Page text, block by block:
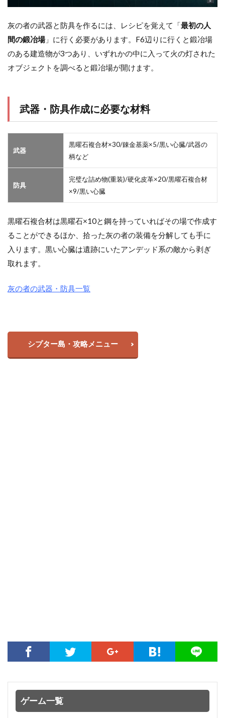
灰の者の武器と防具を作るには、レシピを覚えて「最初の人
間の鍛冶場」に行く必要があります。F6辺りに行くと鍛冶場
のある建造物が3つあり、いずれかの中に入って火の灯された
オブジェクトを調べると鍛冶場が開けます。
武器・防具作成に必要な材料
武器
黒曜石複合材×30/錬金基薬×5/黒い心臓/武器の
柄など
防具
完璧な詰め物(重装)/硬化皮革×20/黒曜石複合材
×9/黒い心臓
黒曜石複合材は黒曜石×10と鋼を持っていればその場で作成す
ることができるほか、拾った灰の者の装備を分解しても手に
入ります。黒い心臓は遺跡にいたアンデッド系の敵から剥ぎ
取れます。
灰の者の武器・防具一覧
シプター島・攻略メニュー
ゲーム一覧